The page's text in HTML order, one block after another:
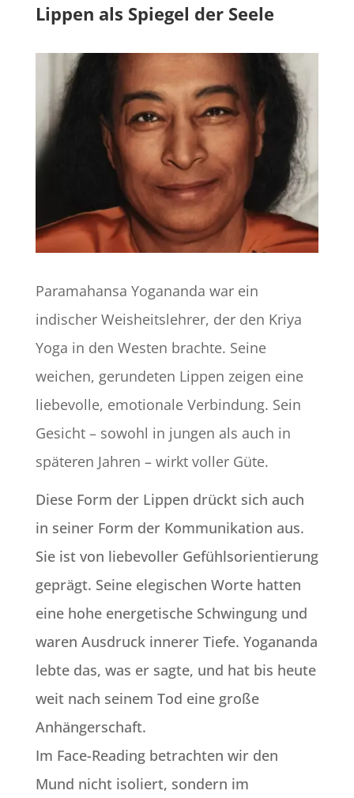
Lippen als Spiegel der Seele
Paramahansa Yogananda war ein
indischer Weisheitslehrer, der den Kriya
Yoga in den Westen brachte. Seine
weichen, gerundeten Lippen zeigen eine
liebevolle, emotionale Verbindung. Sein
Gesicht – sowohl in jungen als auch in
späteren Jahren – wirkt voller Güte.
Diese Form der Lippen drückt sich auch
in seiner Form der Kommunikation aus.
Sie ist von liebevoller Gefühlsorientierung
geprägt. Seine elegischen Worte hatten
eine hohe energetische Schwingung und
waren Ausdruck innerer Tiefe. Yogananda
lebte das, was er sagte, und hat bis heute
weit nach seinem Tod eine große
Anhängerschaft.
Im Face-Reading betrachten wir den
Mund nicht isoliert, sondern im